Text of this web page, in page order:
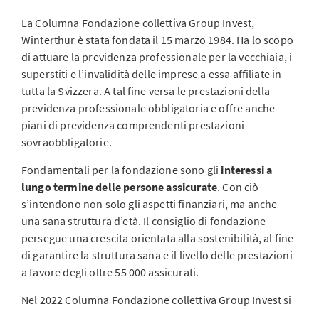
La Columna Fondazione collettiva Group Invest,
Winterthur è stata fondata il 15 marzo 1984. Ha lo scopo
di attuare la previdenza professionale per la vecchiaia, i
superstiti e l’invalidità delle imprese a essa affiliate in
tutta la Svizzera. A tal fine versa le prestazioni della
previdenza professionale obbligatoria e offre anche
piani di previdenza comprendenti prestazioni
sovraobbligatorie.
Fondamentali per la fondazione sono gli interessi a
lungo termine delle persone assicurate. Con ciò
s’intendono non solo gli aspetti finanziari, ma anche
una sana struttura d’età. Il consiglio di fondazione
persegue una crescita orientata alla sostenibilità, al fine
di garantire la struttura sana e il livello delle prestazioni
a favore degli oltre 55 000 assicurati.
Nel 2022 Columna Fondazione collettiva Group Invest si